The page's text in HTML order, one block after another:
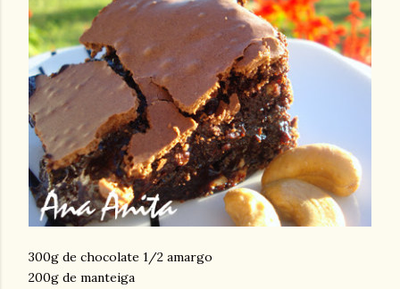
300g de chocolate 1/2 amargo
200g de manteiga